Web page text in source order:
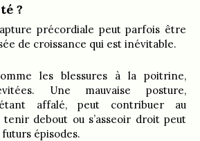
?
précordiale peut parfois être
de croissance qui est inévitable.
les blessures à la poitrine,
Une mauvaise posture,
affalé, peut contribuer au
debout ou s’asseoir droit peut
épisodes.